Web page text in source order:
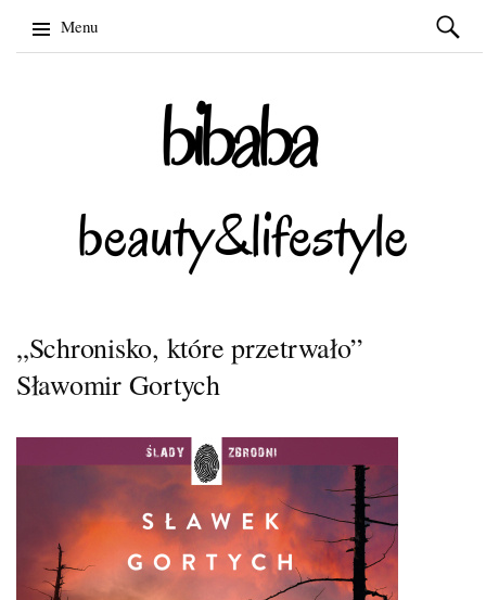
Menu
Szukaj:
„Schronisko, które przetrwało”
Sławomir Gortych